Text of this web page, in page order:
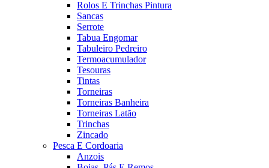
Rolos E Trinchas Pintura
Sancas
Serrote
Tabua Engomar
Tabuleiro Pedreiro
Termoacumulador
Tesouras
Tintas
Torneiras
Torneiras Banheira
Torneiras Latão
Trinchas
Zincado
Pesca E Cordoaria
Anzois